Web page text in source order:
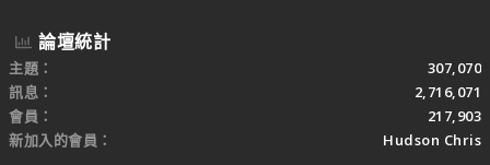
論壇統計
主題
307,070
訊息
2,716,071
會員
217,903
新加入的會員
Hudson Chris